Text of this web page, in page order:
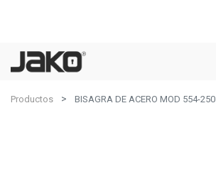
Productos BISAGRA DE ACERO MOD 554-250